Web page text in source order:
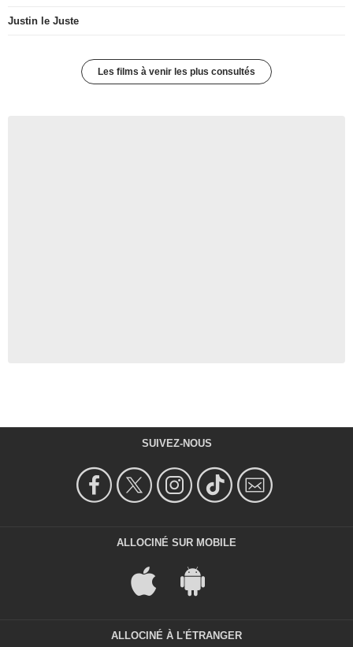
Justin le Juste
Les films à venir les plus consultés
SUIVEZ-NOUS
ALLOCINÉ SUR MOBILE
ALLOCINÉ À L'ÉTRANGER